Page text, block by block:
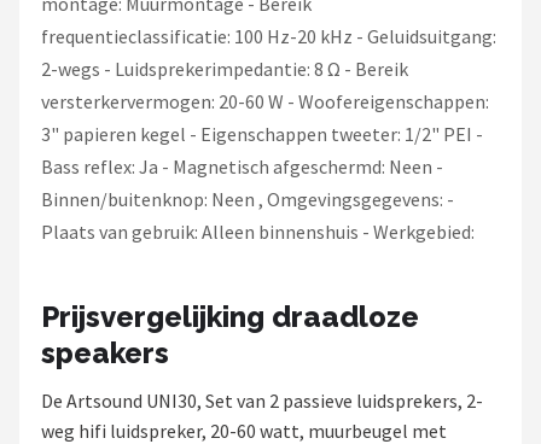
frequentieclassificatie: 100 Hz-20 kHz - Geluidsuitgang:
2-wegs - Luidsprekerimpedantie: 8 Ω - Bereik
versterkervermogen: 20-60 W - Woofereigenschappen:
3" papieren kegel - Eigenschappen tweeter: 1/2" PEI -
Bass reflex: Ja - Magnetisch afgeschermd: Neen -
Binnen/buitenknop: Neen , Omgevingsgegevens: -
Plaats van gebruik: Alleen binnenshuis - Werkgebied:
Prijsvergelijking draadloze
speakers
De Artsound UNI30, Set van 2 passieve luidsprekers, 2-
weg hifi luidspreker, 20-60 watt, muurbeugel met